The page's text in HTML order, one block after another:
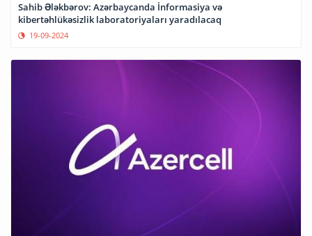
Sahib Ələkbərov: Azərbaycanda İnformasiya və
kibertəhlükəsizlik laboratoriyaları yaradılacaq
19-09-2024